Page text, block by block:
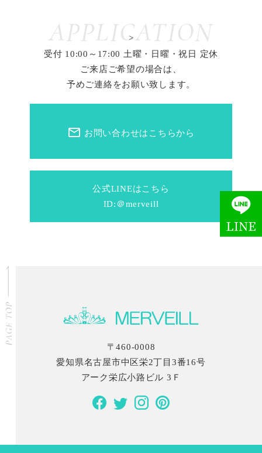
APPLICATION
公式LINEはこちら
ID:＠merveill
mail_outline お問い合わせはこちらから
>
受付 10:00～17:00 土曜・日曜・祝日 定休
ご来店ご希望の場合は、
予めご連絡をお願い致します。
〒460-0008
愛知県名古屋市中区栄2丁目3番16号
アーク栄広小路ビル 3Ｆ